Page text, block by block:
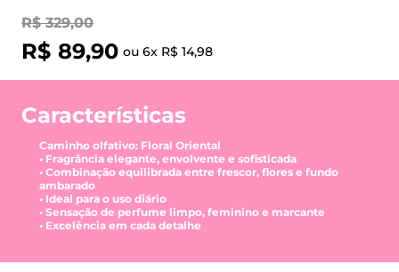
R$ 329,00
R$ 89,90 ou 6x R$ 14,98
Características
Caminho olfativo: Floral Oriental
• Fragrância elegante, envolvente e sofisticada
• Combinação equilibrada entre frescor, flores e fundo
ambarado
• Ideal para o uso diário
• Sensação de perfume limpo, feminino e marcante
• Excelência em cada detalhe